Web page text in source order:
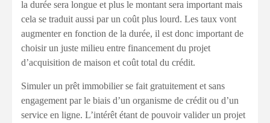
la durée sera longue et plus le montant sera important mais
cela se traduit aussi par un coût plus lourd. Les taux vont
augmenter en fonction de la durée, il est donc important de
choisir un juste milieu entre financement du projet
d’acquisition de maison et coût total du crédit.
Simuler un prêt immobilier se fait gratuitement et sans
engagement par le biais d’un organisme de crédit ou d’un
service en ligne. L’intérêt étant de pouvoir valider un projet